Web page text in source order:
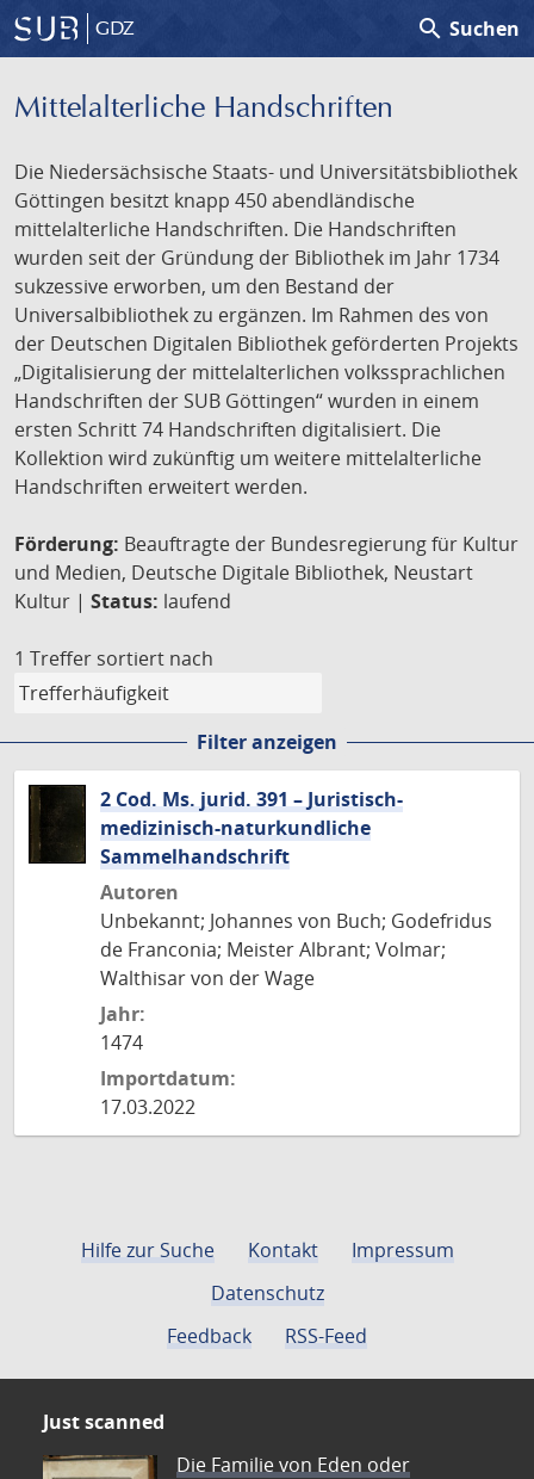
GDZ search Suchen
Mittelalterliche Handschriften
Die Niedersächsische Staats- und Universitätsbibliothek
Göttingen besitzt knapp 450 abendländische
mittelalterliche Handschriften. Die Handschriften
wurden seit der Gründung der Bibliothek im Jahr 1734
sukzessive erworben, um den Bestand der
Universalbibliothek zu ergänzen. Im Rahmen des von
der Deutschen Digitalen Bibliothek geförderten Projekts
„Digitalisierung der mittelalterlichen volkssprachlichen
Handschriften der SUB Göttingen“ wurden in einem
ersten Schritt 74 Handschriften digitalisiert. Die
Kollektion wird zukünftig um weitere mittelalterliche
Handschriften erweitert werden.
Förderung: Beauftragte der Bundesregierung für Kultur
und Medien, Deutsche Digitale Bibliothek, Neustart
Kultur | Status: laufend
1 Treffer sortiert nach
Filter anzeigen
2 Cod. Ms. jurid. 391 – Juristisch-
medizinisch-naturkundliche
Sammelhandschrift
Autoren
Unbekannt; Johannes von Buch; Godefridus
de Franconia; Meister Albrant; Volmar;
Walthisar von der Wage
Jahr:
1474
Importdatum:
17.03.2022
Hilfe zur Suche Kontakt
Impressum
Datenschutz
Feedback
RSS-Feed
Just scanned
Die Familie von Eden oder